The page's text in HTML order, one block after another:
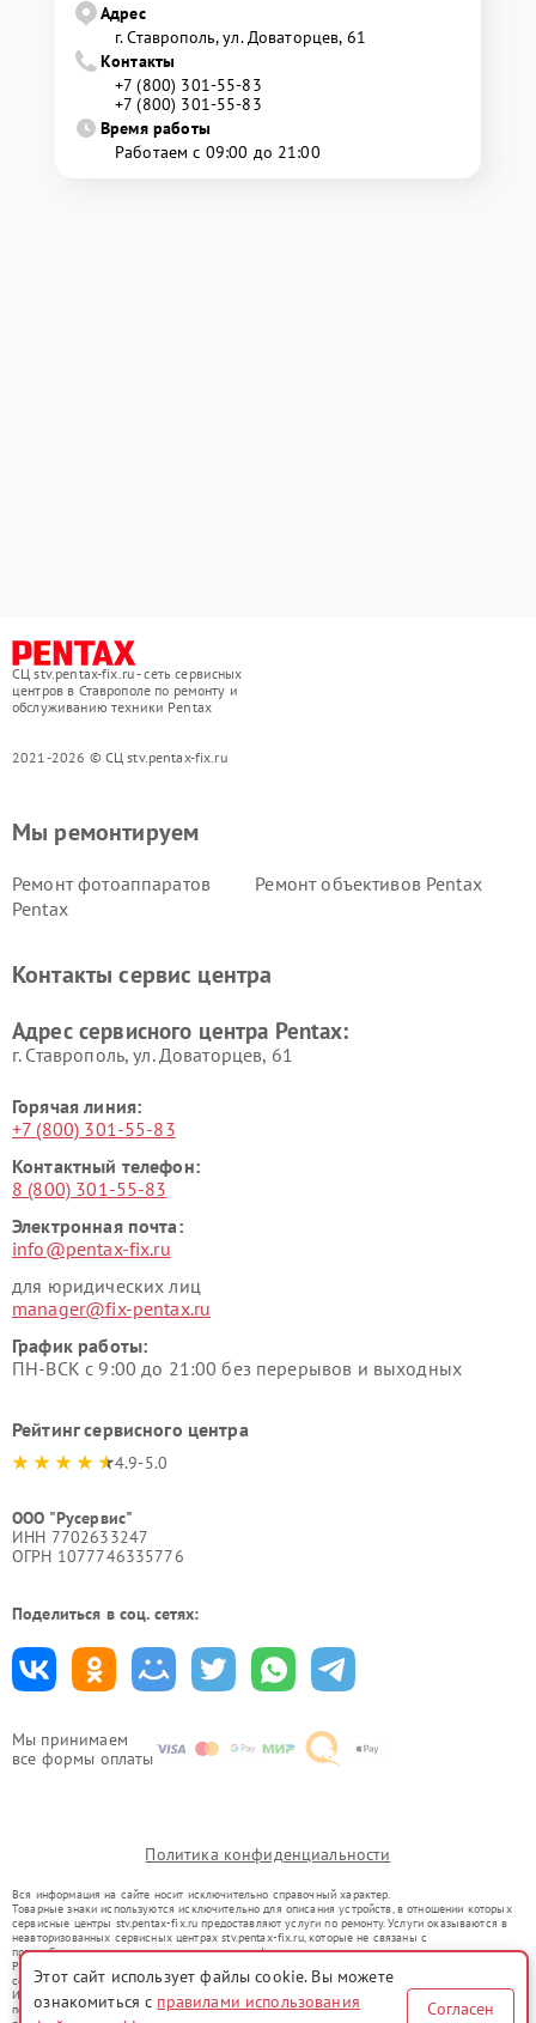
Адрес
г. Ставрополь, ул. Доваторцев, 61
Контакты
+7 (800) 301-55-83
+7 (800) 301-55-83
Время работы
Работаем с 09:00 до 21:00
СЦ stv.pentax-fix.ru - сеть сервисных
центров в Ставрополе по ремонту и
обслуживанию техники Pentax
2021-2026 © СЦ stv.pentax-fix.ru
Мы принимаем
все формы оплаты
Мы ремонтируем
Ремонт фотоаппаратов
Pentax
Ремонт объективов Pentax
Контакты сервис центра
Адрес сервисного центра Pentax:
г. Ставрополь, ул. Доваторцев, 61
Горячая линия:
+7 (800) 301-55-83
Контактный телефон:
8 (800) 301-55-83
Электронная почта:
info@pentax-fix.ru
для юридических лиц
manager@fix-pentax.ru
График работы:
ПН-ВСК с 9:00 до 21:00 без перерывов и выходных
Рейтинг сервисного центра
4.9-5.0
ООО "Русервис"
ИНН 7702633247
ОГРН 1077746335776
Поделиться в соц. сетях:
Политика конфиденциальности
Вся информация на сайте носит исключительно справочный характер.
Товарные знаки используются исключительно для описания устройств, в отношении которых
сервисные центры stv.pentax-fix.ru предоставляют услуги по ремонту. Услуги оказываются в
неавторизованных сервисных центрах stv.pentax-fix.ru, которые не связаны с
правообладателями товарных знаков или их официальными представителями.
Ремонт осуществляется для устройств, уже введенных в гражданский оборот в соответствии
со статьей 1487 ГК РФ.
Использование товарных знаков не преследует цели индивидуализации услуг или введения
потребителей в заблуждение, а служит для информирования о предоставляемых услугах по
Этот сайт использует файлы cookie. Вы можете
ознакомиться с правилами использования
Согласен